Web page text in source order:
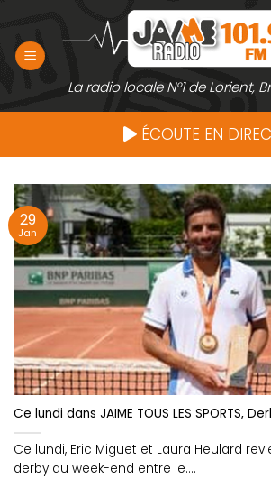
contenu
La radio locale N°1 de Lorient,
ÉCOUTE EN
Ce lundi dans JAIME TOUS LES
Ce lundi, Eric Miguet et Laura Heulard
derby du week-end entre le....
29
Jan